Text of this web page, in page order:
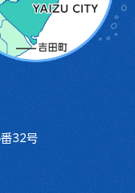
32号